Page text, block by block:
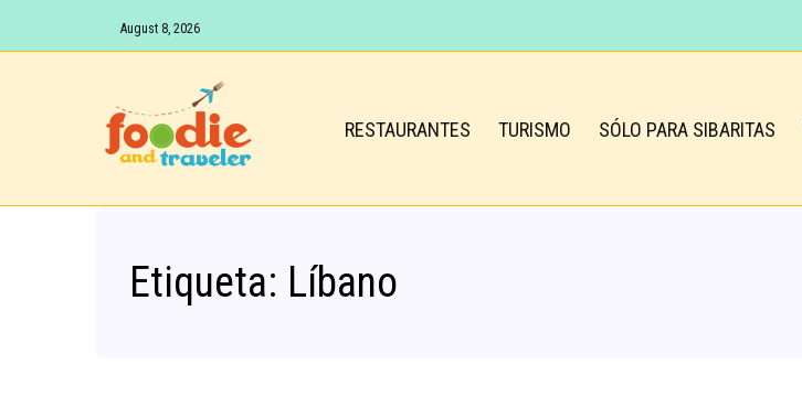
August 8, 2026
RESTAURANTES TURISMO SÓLO PARA SIBARITAS
Etiqueta: Líbano